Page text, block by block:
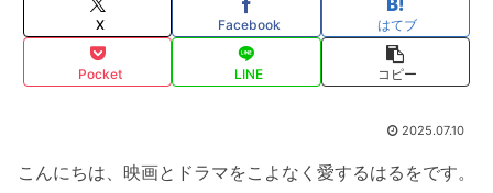
X Facebook はてブ
Pocket LINE コピー
2025.07.10
こんにちは、映画とドラマをこよなく愛するはるをです。